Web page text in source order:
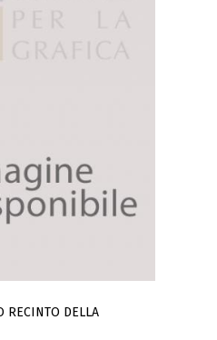
RECINTO DELLA